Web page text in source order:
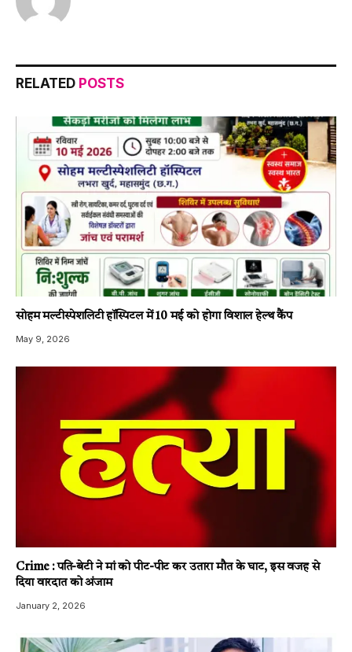
RELATED POSTS
सोहम मल्टीस्पेशलिटी हॉस्पिटल में 10 मई को होगा विशाल हेल्थ कैंप
May 9, 2026
Crime : पति-बेटी ने मां को पीट-पीट कर उतारा मौत के घाट, इस वजह से
दिया वारदात को अंजाम
January 2, 2026